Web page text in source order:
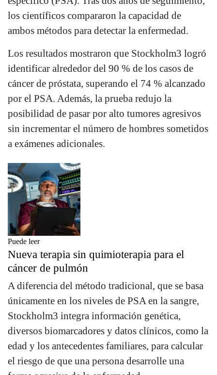
los científicos compararon la capacidad de
ambos métodos para detectar la enfermedad.
Los resultados mostraron que Stockholm3 logró
identificar alrededor del 90 % de los casos de
cáncer de próstata, superando el 74 % alcanzado
por el PSA. Además, la prueba redujo la
posibilidad de pasar por alto tumores agresivos
sin incrementar el número de hombres sometidos
a exámenes adicionales.
Puede leer
Nueva terapia sin quimioterapia para el
cáncer de pulmón
A diferencia del método tradicional, que se basa
únicamente en los niveles de PSA en la sangre,
Stockholm3 integra información genética,
diversos biomarcadores y datos clínicos, como la
edad y los antecedentes familiares, para calcular
el riesgo de que una persona desarrolle una